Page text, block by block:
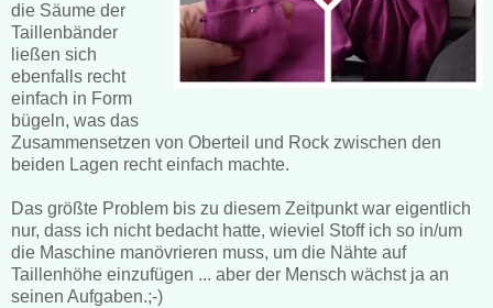
die Säume der
Taillenbänder
ließen sich
ebenfalls recht
einfach in Form
bügeln, was das
Zusammensetzen von Oberteil und Rock zwischen den
beiden Lagen recht einfach machte.
Das größte Problem bis zu diesem Zeitpunkt war eigentlich
nur, dass ich nicht bedacht hatte, wieviel Stoff ich so in/um
die Maschine manövrieren muss, um die Nähte auf
Taillenhöhe einzufügen ... aber der Mensch wächst ja an
seinen Aufgaben.;-)